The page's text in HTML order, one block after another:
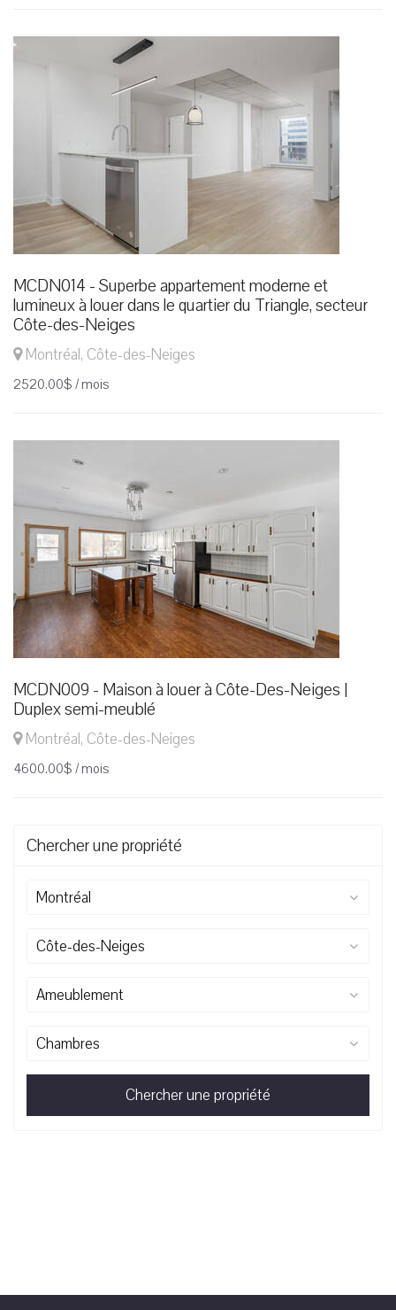
MCDN014 - Superbe appartement moderne et
lumineux à louer dans le quartier du Triangle, secteur
Côte-des-Neiges
Montréal, Côte-des-Neiges
2520.00$ / mois
MCDN009 - Maison à louer à Côte-Des-Neiges |
Duplex semi-meublé
Montréal, Côte-des-Neiges
4600.00$ / mois
Chercher une propriété
Montréal
Côte-des-Neiges
Ameublement
Chambres
Chercher une propriété